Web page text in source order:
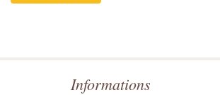
Informations